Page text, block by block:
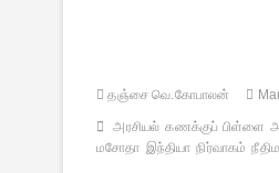
தஞ்சை வெ.கோபாலன்
அரசியல் கணக்குப் பிள்ளை
மசோதா இந்தியா நிர்வாகம்